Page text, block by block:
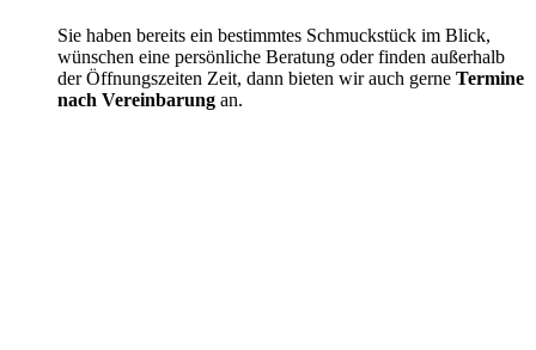
Sie haben bereits ein bestimmtes Schmuckstück im Blick,
wünschen eine persönliche Beratung oder finden außerhalb
der Öffnungszeiten Zeit, dann bieten wir auch gerne Termine
nach Vereinbarung an.